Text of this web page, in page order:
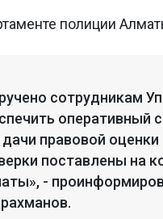
полиции
сотрудникам
оперативный
правовой
поставлены на
-